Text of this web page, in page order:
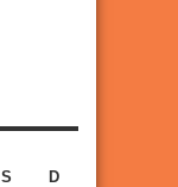
S
D